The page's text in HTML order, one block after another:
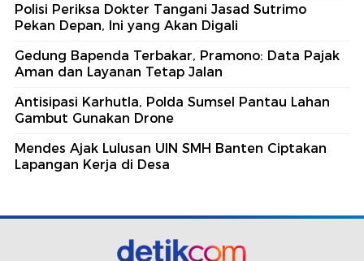
Polisi Periksa Dokter Tangani Jasad Sutrimo
Pekan Depan, Ini yang Akan Digali
Gedung Bapenda Terbakar, Pramono: Data Pajak
Aman dan Layanan Tetap Jalan
Antisipasi Karhutla, Polda Sumsel Pantau Lahan
Gambut Gunakan Drone
Mendes Ajak Lulusan UIN SMH Banten Ciptakan
Lapangan Kerja di Desa